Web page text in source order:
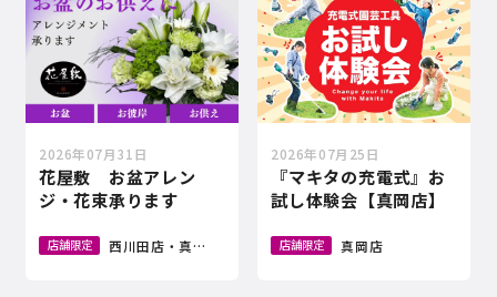
2026年07月31日
花屋敷 お盆アレン
ジ・花束承ります
店舗限定 西川田店・真岡店・小金井店・館林店・新鹿沼店
2026年07月25日
『マキタの充電式』お
試し体験会【真岡店】
店舗限定 真岡店